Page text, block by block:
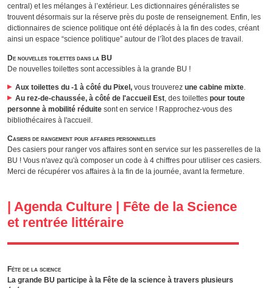
central) et les mélanges à l’extérieur. Les dictionnaires généralistes se
trouvent désormais sur la réserve près du poste de renseignement. Enfin, les
dictionnaires de science politique ont été déplacés à la fin des codes, créant
ainsi un espace “science politique” autour de l’îlot des places de travail.
De nouvelles toilettes dans la BU
De nouvelles toilettes sont accessibles à la grande BU !
Aux toilettes du -1 à côté du Pixel,vous trouverez une cabine mixte.
Au rez-de-chaussée, à côté de l'accueil Est, des toilettes pour toute
personne à mobilité réduite sont en service ! Rapprochez-vous des
bibliothécaires à l'accueil.
Casiers de rangement pour affaires personnelles
Des casiers pour ranger vos affaires sont en service sur les passerelles de la
BU ! Vous n'avez qu'à composer un code à 4 chiffres pour utiliser ces casiers.
Merci de récupérer vos affaires à la fin de la journée, avant la fermeture.
| Agenda Culture | Fête de la Science
et rentrée littéraire
Fête de la science
La grande BU participe à la Fête de la science à travers plusieurs